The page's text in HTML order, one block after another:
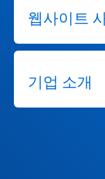
웹사이트
기업 소개